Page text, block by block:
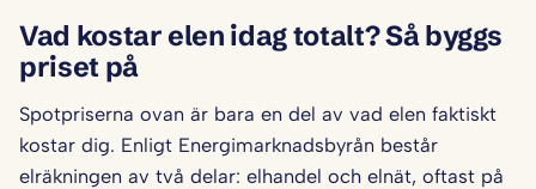
Vad kostar elen idag totalt? Så byggs
priset på
Spotpriserna ovan är bara en del av vad elen faktiskt
kostar dig. Enligt Energimarknadsbyrån består
elräkningen av två delar: elhandel och elnät, oftast på